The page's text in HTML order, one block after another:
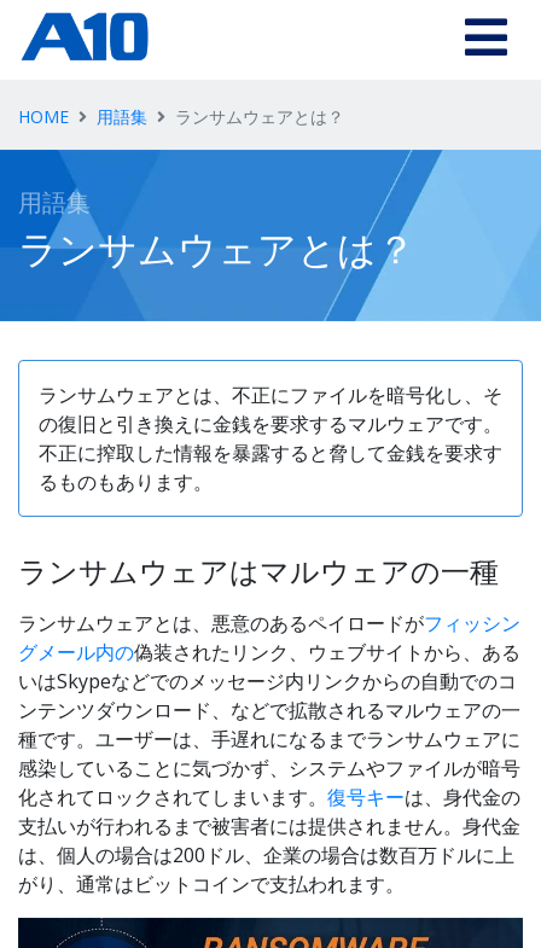
Skip to main content
HOME 用語集 ランサムウェアとは？
用語集
ランサムウェアとは？
ランサムウェアとは、不正にファイルを暗号化し、そ
の復旧と引き換えに金銭を要求するマルウェアです。
不正に搾取した情報を暴露すると脅して金銭を要求す
るものもあります。
ランサムウェアはマルウェアの一種
ランサムウェアとは、悪意のあるペイロードがフィッシン
グメール内の偽装されたリンク、ウェブサイトから、ある
いはSkypeなどでのメッセージ内リンクからの自動でのコ
ンテンツダウンロード、などで拡散されるマルウェアの一
種です。ユーザーは、手遅れになるまでランサムウェアに
感染していることに気づかず、システムやファイルが暗号
化されてロックされてしまいます。 復号キーは、身代金の
支払いが行われるまで被害者には提供されません。身代金
は、個人の場合は200ドル、企業の場合は数百万ドルに上
がり、通常はビットコインで支払われます。